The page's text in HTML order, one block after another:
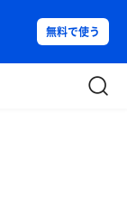
無料で使う